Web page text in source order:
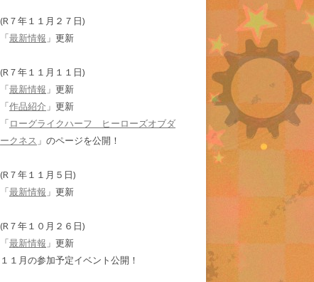
(R７年１１月２７日)
「最新情報 」更新
(R７年１１月１１日)
「最新情報 」更新
「作品紹介 」更新
「ローグライクハーフ ヒーローズオブダ
ークネス 」のページを公開！
(R７年１１月５日)
「最新情報 」更新
(R７年１０月２６日)
「最新情報 」更新
１１月の参加予定イベント公開！